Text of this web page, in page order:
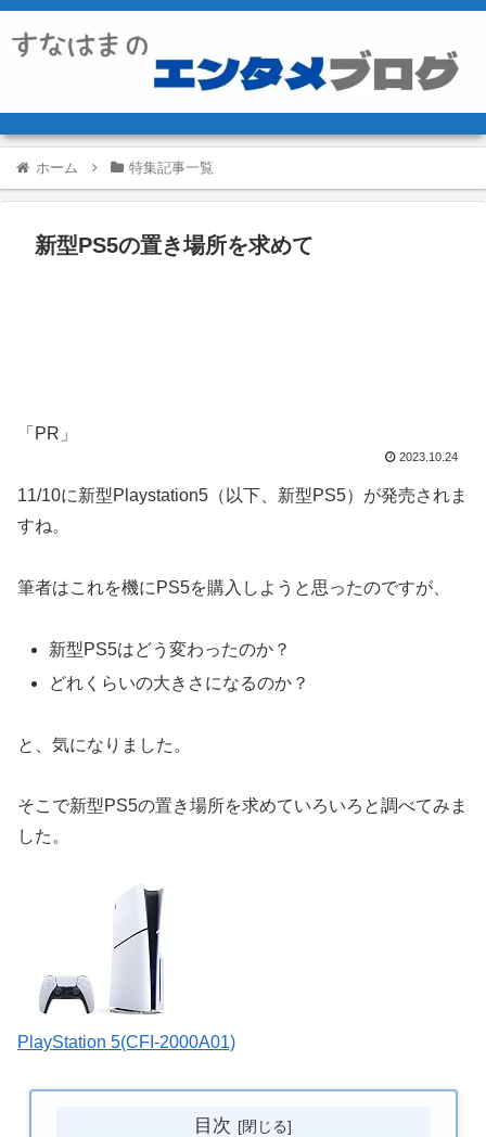
ホーム 特集記事一覧
新型PS5の置き場所を求めて
「PR」
2023.10.24
11/10に新型Playstation5（以下、新型PS5）が発売されま
すね。
筆者はこれを機にPS5を購入しようと思ったのですが、
新型PS5はどう変わったのか？
どれくらいの大きさになるのか？
と、気になりました。
そこで新型PS5の置き場所を求めていろいろと調べてみま
した。
PlayStation 5(CFI-2000A01)
目次